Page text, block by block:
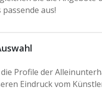
passende aus!
die Profile der
Eindruck vom